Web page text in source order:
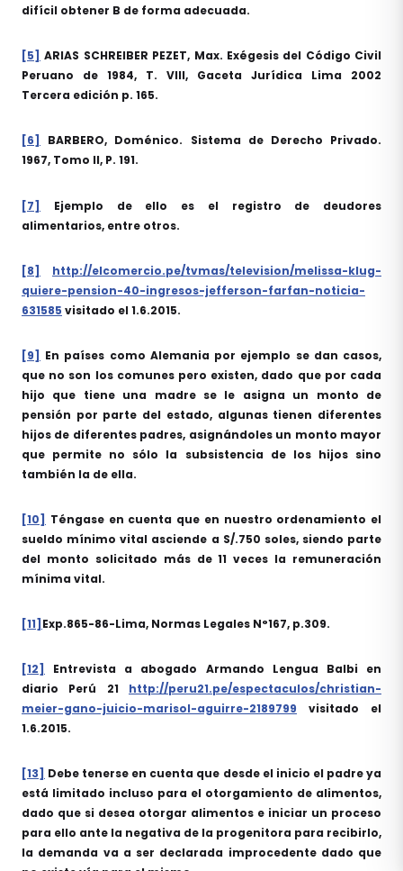
difícil obtener B de forma adecuada.
[5] ARIAS SCHREIBER PEZET, Max. Exégesis del Código Civil
Peruano de 1984, T. VIII, Gaceta Jurídica Lima 2002
Tercera edición p. 165.
[6]
BARBERO, Doménico. Sistema de Derecho Privado.
1967, Tomo II, P. 191.
[7]
Ejemplo de ello es el registro de deudores
alimentarios, entre otros.
[8]
http://elcomercio.pe/tvmas/television/melissa-klug-
quiere-pension-40-ingresos-jefferson-farfan-noticia-
631585 visitado el 1.6.2015.
[9] En países como Alemania por ejemplo se dan casos,
que no son los comunes pero existen, dado que por cada
hijo que tiene una madre se le asigna un monto de
pensión por parte del estado, algunas tienen diferentes
hijos de diferentes padres, asignándoles un monto mayor
que permite no sólo la subsistencia de los hijos sino
también la de ella.
[10] Téngase en cuenta que en nuestro ordenamiento el
sueldo mínimo vital asciende a S/.750 soles, siendo parte
del monto solicitado más de 11 veces la remuneración
mínima vital.
[11] Exp.865-86-Lima, Normas Legales N°167, p.309.
[12]
Entrevista a abogado Armando Lengua Balbi en
diario Perú 21 http://peru21.pe/espectaculos/christian-
meier-gano-juicio-marisol-aguirre-2189799 visitado el
1.6.2015.
[13] Debe tenerse en cuenta que desde el inicio el padre ya
está limitado incluso para el otorgamiento de alimentos,
dado que si desea otorgar alimentos e iniciar un proceso
para ello ante la negativa de la progenitora para recibirlo,
la demanda va a ser declarada improcedente dado que